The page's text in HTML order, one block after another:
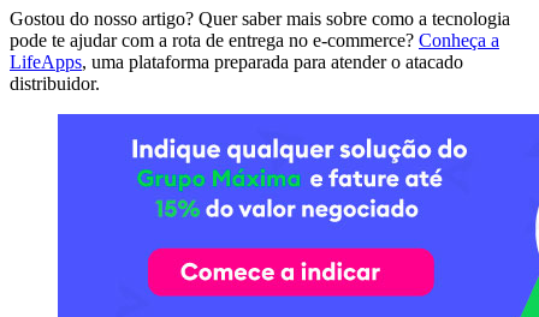
Gostou do nosso artigo? Quer saber mais sobre como a tecnologia
pode te ajudar com a rota de entrega no e-commerce? Conheça a
LifeApps, uma plataforma preparada para atender o atacado
distribuidor.